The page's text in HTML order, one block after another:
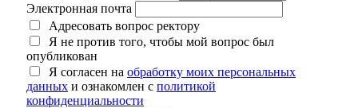
Электронная почта
Адресовать вопрос ректору
Я не против того, чтобы мой вопрос был
опубликован
Я согласен на обработку моих персональных
данных и ознакомлен с политикой
конфиденциальности